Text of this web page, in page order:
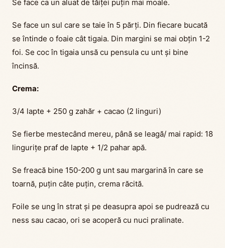
Se face ca un aluat de tăiței puțin mai moale.
Se face un sul care se taie în 5 părți. Din fiecare bucată
se întinde o foaie cât tigaia. Din margini se mai obțin 1-2
foi. Se coc în tigaia unsă cu pensula cu unt și bine
încinsă.
Crema:
3/4 lapte + 250 g zahăr + cacao (2 linguri)
Se fierbe mestecând mereu, până se leagă/ mai rapid: 18
lingurițe praf de lapte + 1/2 pahar apă.
Se freacă bine 150-200 g unt sau margarină în care se
toarnă, puțin câte puțin, crema răcită.
Foile se ung în strat și pe deasupra apoi se pudrează cu
ness sau cacao, ori se acoperă cu nuci pralinate.